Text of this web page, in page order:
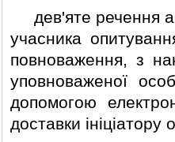
дев'яте речення
учасника
повноваження, з
уповноваженої
допомогою
доставки iнiцiатору